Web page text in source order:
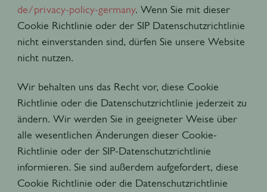
de/privacy-policy-germany. Wenn Sie mit dieser
Cookie Richtlinie oder der SIP Datenschutzrichtlinie
nicht einverstanden sind, dürfen Sie unsere Website
nicht nutzen.
Wir behalten uns das Recht vor, diese Cookie
Richtlinie oder die Datenschutzrichtlinie jederzeit zu
ändern. Wir werden Sie in geeigneter Weise über
alle wesentlichen Änderungen dieser Cookie-
Richtlinie oder der SIP-Datenschutzrichtlinie
informieren. Sie sind außerdem aufgefordert, diese
Cookie Richtlinie oder die Datenschutzrichtlinie